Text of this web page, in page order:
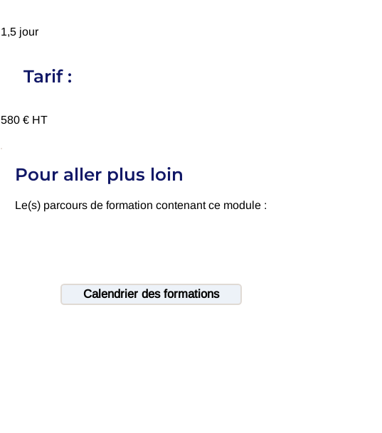
Tarif :
580 € HT
Pour aller plus loin
Le(s) parcours de formation contenant ce module :
Calendrier des formations
1,5 jour